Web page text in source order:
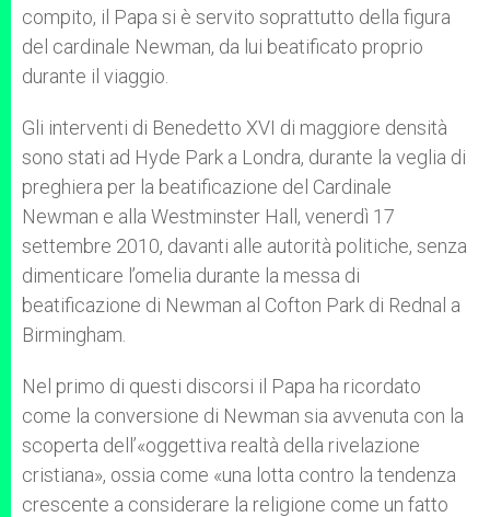
compito, il Papa si è servito soprattutto della figura
del cardinale Newman, da lui beatificato proprio
durante il viaggio.
Gli interventi di Benedetto XVI di maggiore densità
sono stati ad Hyde Park a Londra, durante la veglia di
preghiera per la beatificazione del Cardinale
Newman e alla Westminster Hall, venerdì 17
settembre 2010, davanti alle autorità politiche, senza
dimenticare l’omelia durante la messa di
beatificazione di Newman al Cofton Park di Rednal a
Birmingham.
Nel primo di questi discorsi il Papa ha ricordato
come la conversione di Newman sia avvenuta con la
scoperta dell’«oggettiva realtà della rivelazione
cristiana», ossia come «una lotta contro la tendenza
crescente a considerare la religione come un fatto